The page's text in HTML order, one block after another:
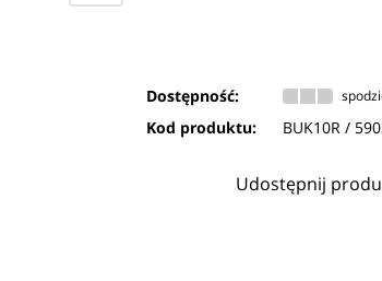
Dostępność:
Kod produktu: BUK10R /
Udostępnij